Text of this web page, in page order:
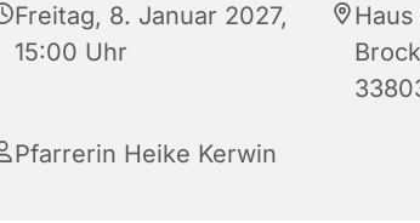
Freitag, 8. Januar 2027,
15:00 Uhr
Pfarrerin Heike Kerwin